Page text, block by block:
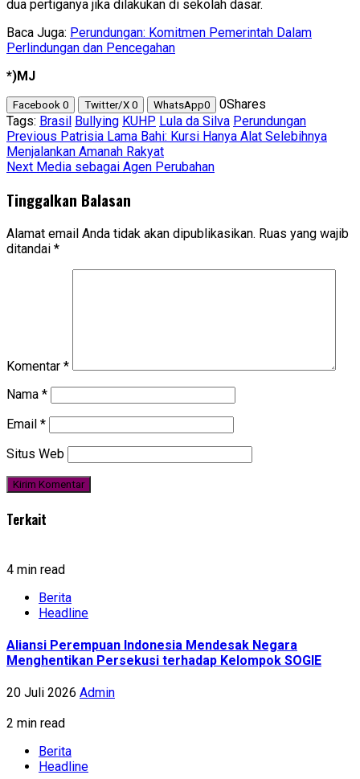
dua pertiganya jika dilakukan di sekolah dasar.
Baca Juga: Perundungan: Komitmen Pemerintah Dalam
Perlindungan dan Pencegahan
*)MJ
Facebook 0 Twitter/X 0 WhatsApp0 0Shares
Tags: Brasil Bullying KUHP Lula da Silva Perundungan
Post
navigation
Previous Patrisia Lama Bahi: Kursi Hanya Alat Selebihnya
Menjalankan Amanah Rakyat
Next Media sebagai Agen Perubahan
Tinggalkan Balasan
Alamat email Anda tidak akan dipublikasikan. Ruas yang wajib
ditandai *
Komentar *
Nama *
Email *
Situs Web
Terkait
4 min read
Berita
Headline
Aliansi Perempuan Indonesia Mendesak Negara
Menghentikan Persekusi terhadap Kelompok SOGIE
20 Juli 2026 Admin
2 min read
Berita
Headline